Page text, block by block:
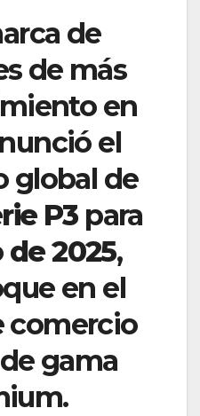
de
de más
en
el
global de
P3para
de 2025,
en el
comercio
gama